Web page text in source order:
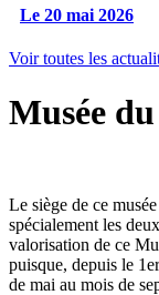
Le 20 mai 2026
Voir toutes les
Musée
Le siège de ce
spécialement les
valorisation de ce
puisque, depuis le
de mai au mois de